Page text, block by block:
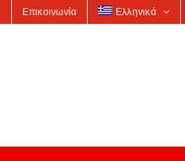
Επικοινωνία Ελληνικά